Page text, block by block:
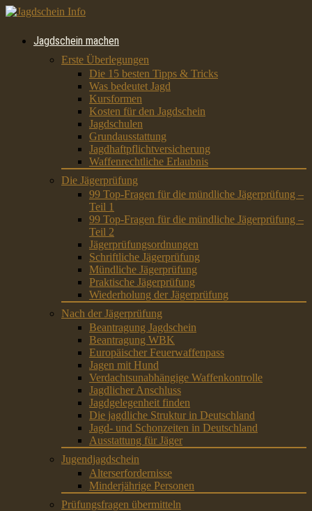
Jagdschein machen
Erste Überlegungen
Die 15 besten Tipps & Tricks
Was bedeutet Jagd
Kursformen
Kosten für den Jagdschein
Jagdschulen
Grundausstattung
Jagdhaftpflichtversicherung
Waffenrechtliche Erlaubnis
Die Jägerprüfung
99 Top-Fragen für die mündliche Jägerprüfung –
Teil 1
99 Top-Fragen für die mündliche Jägerprüfung –
Teil 2
Jägerprüfungsordnungen
Schriftliche Jägerprüfung
Mündliche Jägerprüfung
Praktische Jägerprüfung
Wiederholung der Jägerprüfung
Nach der Jägerprüfung
Beantragung Jagdschein
Beantragung WBK
Europäischer Feuerwaffenpass
Jagen mit Hund
Verdachtsunabhängige Waffenkontrolle
Jagdlicher Anschluss
Jagdgelegenheit finden
Die jagdliche Struktur in Deutschland
Jagd- und Schonzeiten in Deutschland
Ausstattung für Jäger
Jugendjagdschein
Alterserfordernisse
Minderjährige Personen
Prüfungsfragen übermitteln